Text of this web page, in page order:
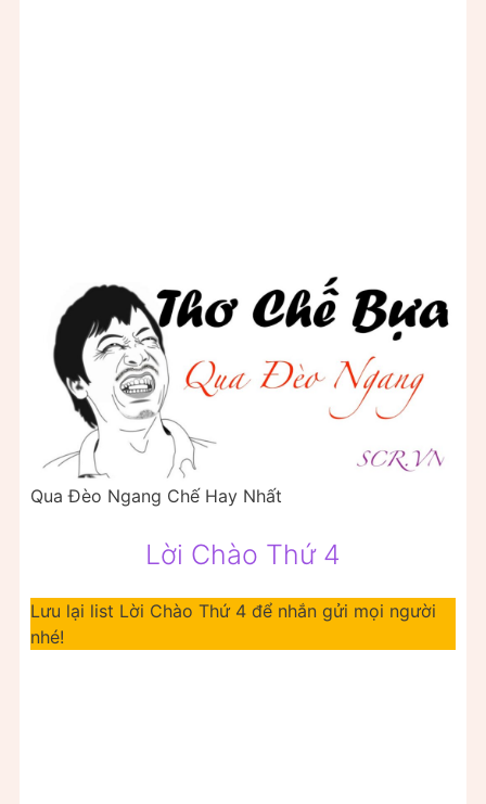
Qua Đèo Ngang Chế Hay Nhất
Lời Chào Thứ 4
Lưu lại list Lời Chào Thứ 4 để nhắn gửi mọi người
nhé!